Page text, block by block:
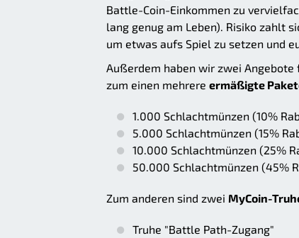
Battle-Coin-Einkommen zu
lang genug am Leben). Risiko zahlt
um etwas aufs Spiel zu setzen und
Außerdem haben wir zwei
zum einen mehrere ermäßigte
1.000 Schlachtmünzen (10%
5.000 Schlachtmünzen (15%
10.000 Schlachtmünzen (25%
50.000 Schlachtmünzen (45%
Zum anderen sind zwei MyCoin-
Truhe "Battle Path-Zugang"